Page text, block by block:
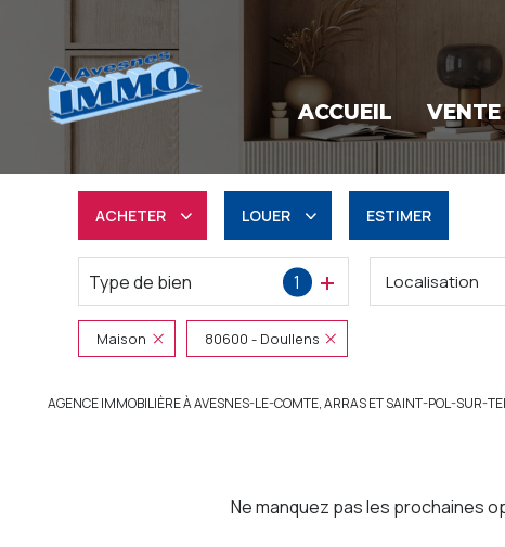
ACCUEIL VENTE
ACHETER
Résidentiel
Professionnel
LOUER
à l'année
Professionnel
ESTIMER
Type de bien 1 Localisation
Maison 80600 - Doullens
AGENCE IMMOBILIÈRE À AVESNES-LE-COMTE, ARRAS ET SAINT-POL-SUR-
Ne manquez pas les prochaines